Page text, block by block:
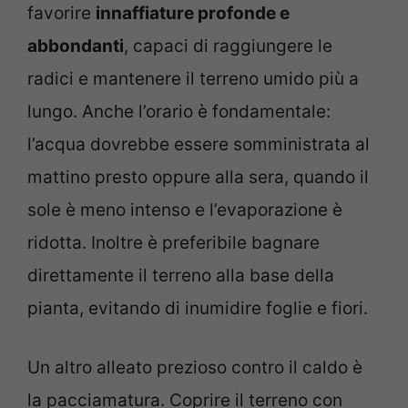
favorire innaffiature profonde e
abbondanti, capaci di raggiungere le
radici e mantenere il terreno umido più a
lungo. Anche l’orario è fondamentale:
l’acqua dovrebbe essere somministrata al
mattino presto oppure alla sera, quando il
sole è meno intenso e l’evaporazione è
ridotta. Inoltre è preferibile bagnare
direttamente il terreno alla base della
pianta, evitando di inumidire foglie e fiori.
Un altro alleato prezioso contro il caldo è
la pacciamatura. Coprire il terreno con